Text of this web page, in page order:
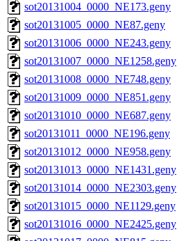
sot20131004_0000_NE173.geny
sot20131005_0000_NE87.geny
sot20131006_0000_NE243.geny
sot20131007_0000_NE1258.geny
sot20131008_0000_NE748.geny
sot20131009_0000_NE851.geny
sot20131010_0000_NE687.geny
sot20131011_0000_NE196.geny
sot20131012_0000_NE958.geny
sot20131013_0000_NE1431.geny
sot20131014_0000_NE2303.geny
sot20131015_0000_NE1129.geny
sot20131016_0000_NE2425.geny